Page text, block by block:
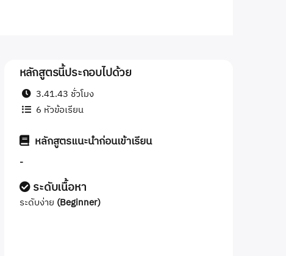
หลักสูตรนี้ประกอบไปด้วย
3.41.43 ชั่วโมง
6 หัวข้อเรียน
หลักสูตรแนะนำก่อนเข้าเรียน
-
ระดับเนื้อหา
ระดับง่าย (Beginner)